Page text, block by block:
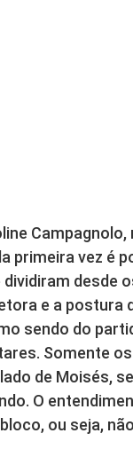
primeira vez é
desde
e a postura
sendo do
Somente
de Moisés,
O
ou seja,